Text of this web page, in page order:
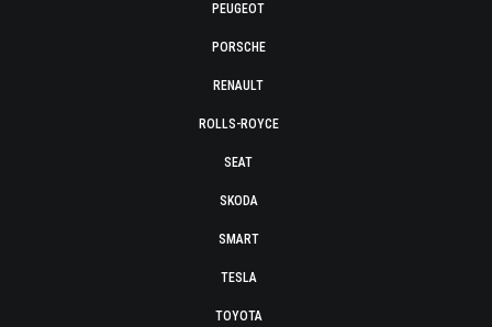
PEUGEOT
PORSCHE
RENAULT
ROLLS-ROYCE
SEAT
SKODA
SMART
TESLA
TOYOTA